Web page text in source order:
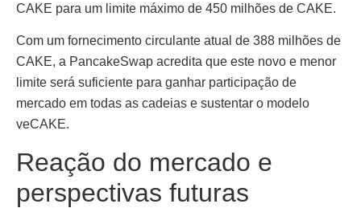
CAKE para um limite máximo de 450 milhões de CAKE.
Com um fornecimento circulante atual de 388 milhões de
CAKE, a PancakeSwap acredita que este novo e menor
limite será suficiente para ganhar participação de
mercado em todas as cadeias e sustentar o modelo
veCAKE.
Reação do mercado e
perspectivas futuras